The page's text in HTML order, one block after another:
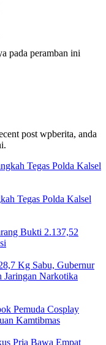
pada peramban ini
post wpberita, anda
Tegas Polda Kalsel
Bukti 2.137,52
Kg Sabu, Gubernur
Jaringan Narkotika
Pemuda Cosplay
Kamtibmas
Pria Bawa Empat